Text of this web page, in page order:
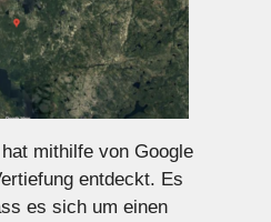
mithilfe von Google
entdeckt. Es
es sich um einen